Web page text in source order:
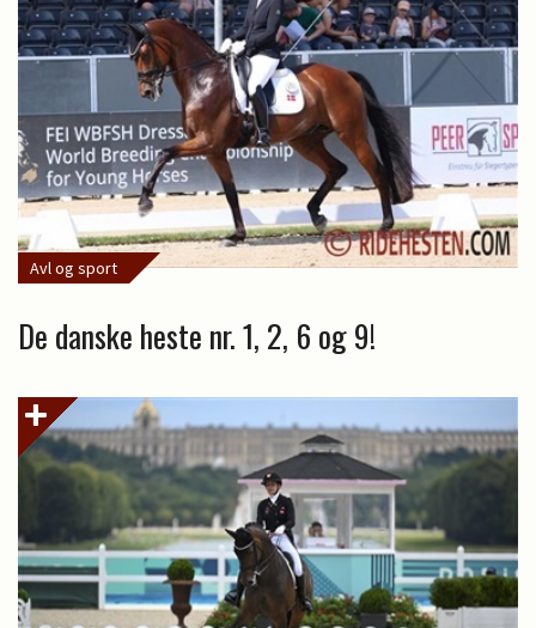
Avl og sport
De danske heste nr. 1, 2, 6 og 9!